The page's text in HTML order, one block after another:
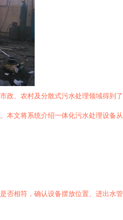
政、农村及分散式污水处理领域得到
文将系统介绍一体化污水处理设备
否相符，确认设备摆放位置、进出水